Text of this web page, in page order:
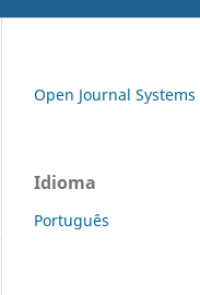
Open Journal Systems
Idioma
Português